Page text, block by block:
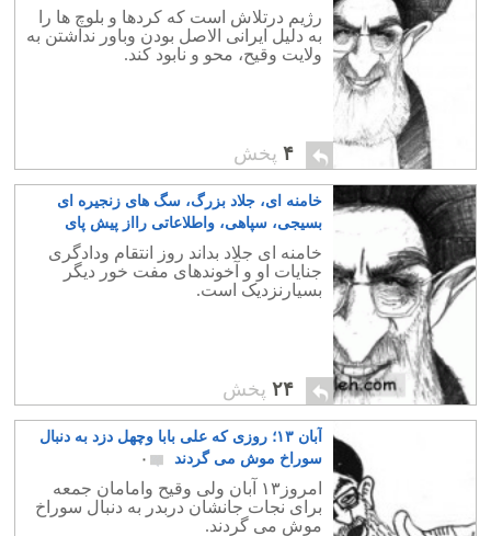
رژیم درتلاش است که کردها و بلوچ ها را
به دلیل ایرانی الاصل بودن وباور نداشتن به
ولایت وقیح، محو و نابود کند.
۴ پخش
خامنه ای، جلاد بزرگ، سگ های زنجیره ای
بسیجی، سپاهی، واطلاعاتی رااز پیش پای
جوانان ما دورکن
خامنه ای جلاد بداند روز انتقام ودادگری
جنایات او و آخوندهای مفت خور دیگر
بسیارنزدیک است.
۲۴ پخش
آبان ۱۳؛ روزی که علی بابا وچهل دزد به دنبال
سوراخ موش می گردند
۰
امروز۱۳ آبان ولی وقیح وامامان جمعه
برای نجات جانشان دربدر به دنبال سوراخ
موش می گردند.